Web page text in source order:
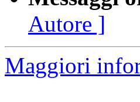
Autore ]
Maggiori